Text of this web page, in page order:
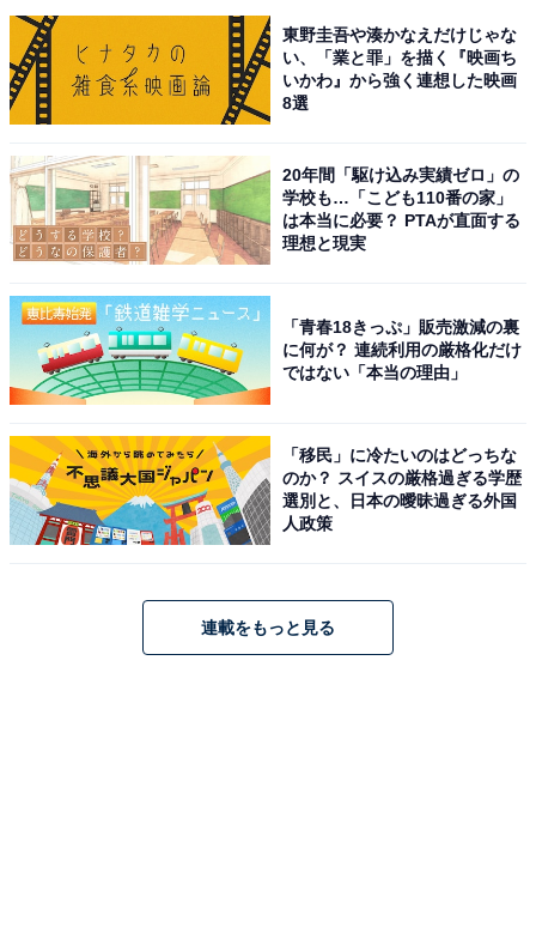
東野圭吾や湊かなえだけじゃな
い、「業と罪」を描く『映画ち
いかわ』から強く連想した映画
8選
20年間「駆け込み実績ゼロ」の
学校も…「こども110番の家」
は本当に必要？ PTAが直面する
理想と現実
「青春18きっぷ」販売激減の裏
に何が？ 連続利用の厳格化だけ
ではない「本当の理由」
「移民」に冷たいのはどっちな
のか？ スイスの厳格過ぎる学歴
選別と、日本の曖昧過ぎる外国
人政策
連載をもっと見る